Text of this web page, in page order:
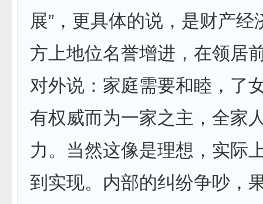
展”，更具体的说，是财产经
方上地位名誉增进，在领居
对外说：家庭需要和睦，了
有权威而为一家之主，全家
力。当然这像是理想，实际
到实现。内部的纠纷争吵，